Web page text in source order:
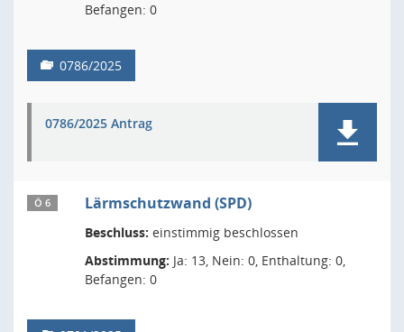
Befangen: 0
0786/2025
0786/2025 Antrag
Ö 6 Lärmschutzwand (SPD)
Beschluss: einstimmig beschlossen
Abstimmung: Ja: 13, Nein: 0, Enthaltung: 0,
Befangen: 0